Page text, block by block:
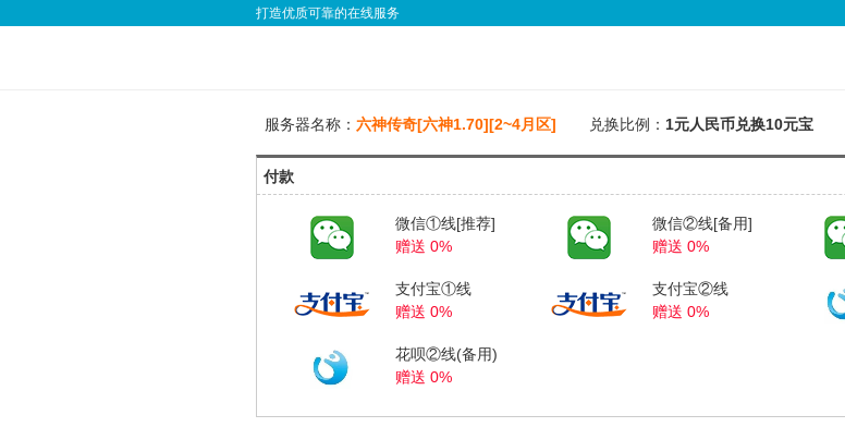
打造优质可靠的在线服务
服务器名称：六神传奇[六神1.70][2~4月区] 兑换比例： 1元人民币兑换10元宝
付款
微信①线[推荐]
赠送 0%
微信②线[备用]
赠送 0%
支付宝①线
赠送 0%
支付宝②线
赠送 0%
花呗②线(备用)
赠送 0%